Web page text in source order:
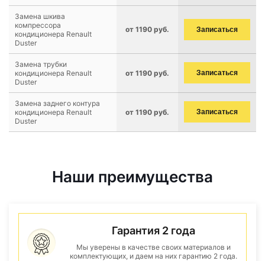
Замена шкива
компрессора
кондиционера Renault
Duster
от 1190 руб. Записаться
Замена трубки
кондиционера Renault
Duster
от 1190 руб. Записаться
Замена заднего контура
кондиционера Renault
Duster
от 1190 руб. Записаться
Наши преимущества
Гарантия 2 года
Мы уверены в качестве своих материалов и
комплектующих, и даем на них гарантию 2 года.